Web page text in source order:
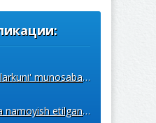
"1-Iyun Xalqaro bolalarkuni' munosabati bilan o'tkazilgan spektakl namoyishi
Bugun taetr binosida namoyish etilgan spektakl namoyishi